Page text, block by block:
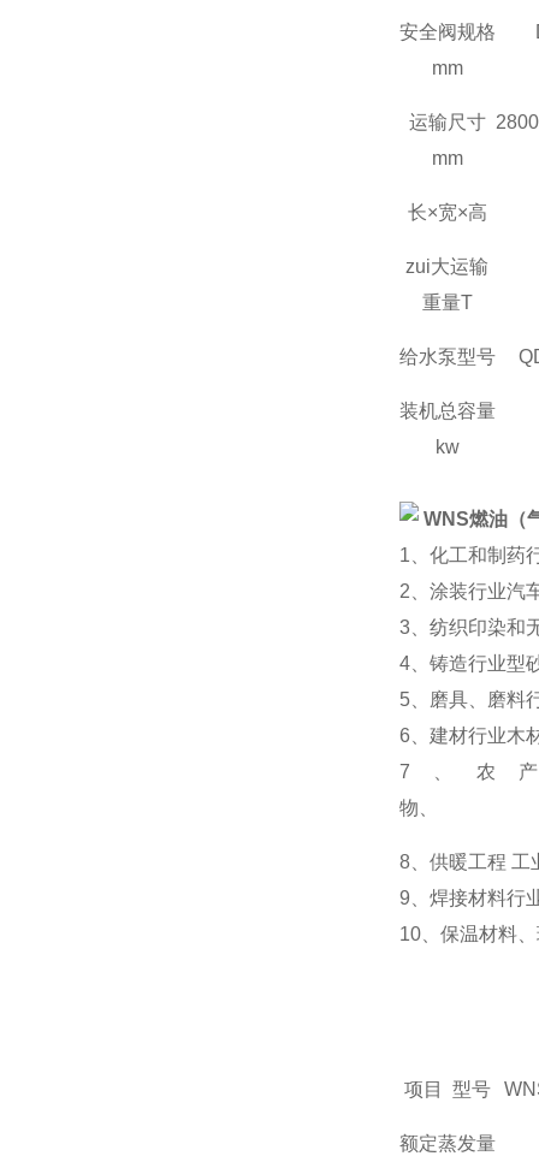
安全阀规格
mm
运输尺寸
mm
长×宽×高
2800
zui大运输
重量T
给水泵型号
装机总容量
kw
WNS燃油（
1 、化工和制药
2 、涂装行业
3、纺织印染和
4、铸造行业型
5、磨具、磨料
6 、建材行业木
7 、农
物、
8、供暖工程 工
9 、焊接材料行
10、保温材料
项目 型号
额定蒸发量